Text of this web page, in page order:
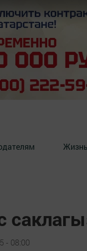
- 08:00